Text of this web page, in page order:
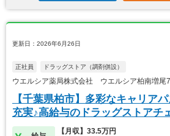
更新日：2026年6月26日
正社員 ドラッグストア（調剤併設）
ウエルシア薬局株式会社 ウエルシア柏南増尾
【千葉県柏市】多彩なキャリア
充実♪高給与のドラッグストアチ
【月収】33.5万円